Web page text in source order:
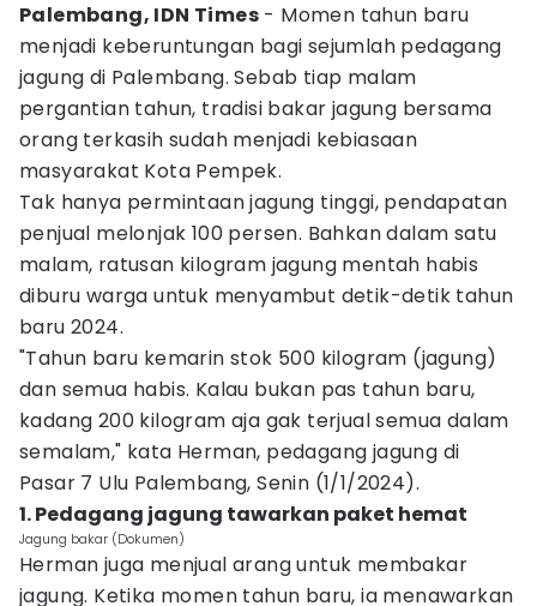
Palembang, IDN Times - Momen tahun baru
menjadi keberuntungan bagi sejumlah pedagang
jagung di Palembang. Sebab tiap malam
pergantian tahun, tradisi bakar jagung bersama
orang terkasih sudah menjadi kebiasaan
masyarakat Kota Pempek.
Tak hanya permintaan jagung tinggi, pendapatan
penjual melonjak 100 persen. Bahkan dalam satu
malam, ratusan kilogram jagung mentah habis
diburu warga untuk menyambut detik-detik tahun
baru 2024.
"Tahun baru kemarin stok 500 kilogram (jagung)
dan semua habis. Kalau bukan pas tahun baru,
kadang 200 kilogram aja gak terjual semua dalam
semalam," kata Herman, pedagang jagung di
Pasar 7 Ulu Palembang, Senin (1/1/2024).
1. Pedagang jagung tawarkan paket hemat
Jagung bakar (Dokumen)
Herman juga menjual arang untuk membakar
jagung. Ketika momen tahun baru, ia menawarkan